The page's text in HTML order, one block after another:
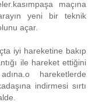
maçına
yeni bir teknik
açar.
iyi hareketine bakıp
ile hareket ettiğini
hareketlerde
indirmesi sırtı